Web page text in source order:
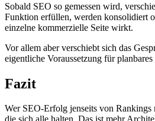
Sobald SEO so gemessen wird,
Funktion erfüllen, werden konsolidiert
einzelne kommerzielle Seite wirkt.
Vor allem aber verschiebt sich das
eigentliche Voraussetzung für
Fazit
Wer SEO-Erfolg jenseits von